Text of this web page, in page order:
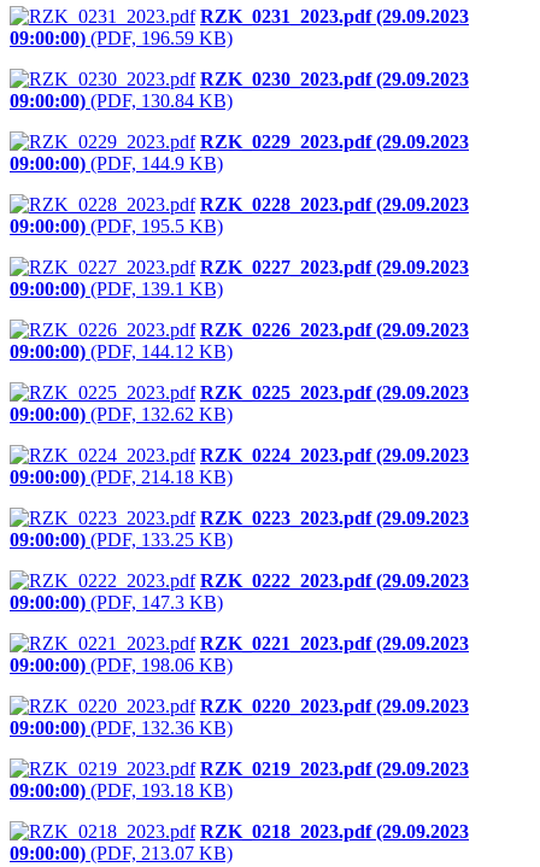
RZK_0231_2023.pdf (29.09.2023
09:00:00) (PDF, 196.59 KB)
RZK_0230_2023.pdf (29.09.2023
09:00:00) (PDF, 130.84 KB)
RZK_0229_2023.pdf (29.09.2023
09:00:00) (PDF, 144.9 KB)
RZK_0228_2023.pdf (29.09.2023
09:00:00) (PDF, 195.5 KB)
RZK_0227_2023.pdf (29.09.2023
09:00:00) (PDF, 139.1 KB)
RZK_0226_2023.pdf (29.09.2023
09:00:00) (PDF, 144.12 KB)
RZK_0225_2023.pdf (29.09.2023
09:00:00) (PDF, 132.62 KB)
RZK_0224_2023.pdf (29.09.2023
09:00:00) (PDF, 214.18 KB)
RZK_0223_2023.pdf (29.09.2023
09:00:00) (PDF, 133.25 KB)
RZK_0222_2023.pdf (29.09.2023
09:00:00) (PDF, 147.3 KB)
RZK_0221_2023.pdf (29.09.2023
09:00:00) (PDF, 198.06 KB)
RZK_0220_2023.pdf (29.09.2023
09:00:00) (PDF, 132.36 KB)
RZK_0219_2023.pdf (29.09.2023
09:00:00) (PDF, 193.18 KB)
RZK_0218_2023.pdf (29.09.2023
09:00:00) (PDF, 213.07 KB)